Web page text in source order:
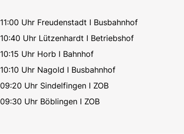
11:00 Uhr Freudenstadt I Busbahnhof
10:40 Uhr Lützenhardt I Betriebshof
10:15 Uhr Horb I Bahnhof
10:10 Uhr Nagold I Busbahnhof
09:20 Uhr Sindelfingen I ZOB
09:30 Uhr Böblingen I ZOB